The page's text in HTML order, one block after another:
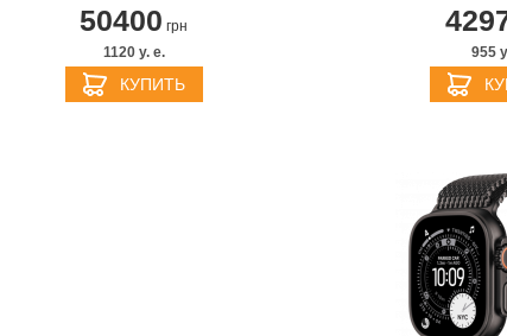
50400 грн
1120 y. e.
КУПИТЬ
955